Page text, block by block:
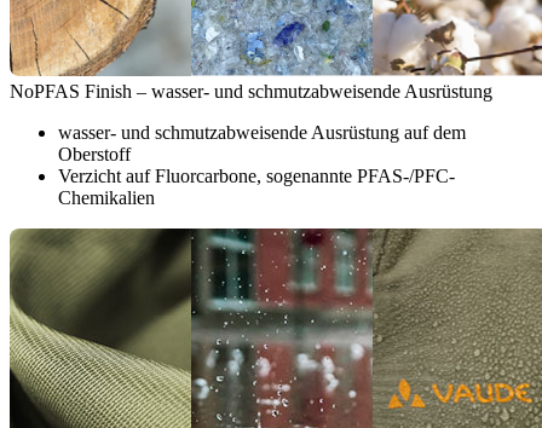
NoPFAS Finish – wasser- und schmutzabweisende Ausrüstung
wasser- und schmutzabweisende Ausrüstung auf dem
Oberstoff
Verzicht auf Fluorcarbone, sogenannte PFAS-/PFC-
Chemikalien